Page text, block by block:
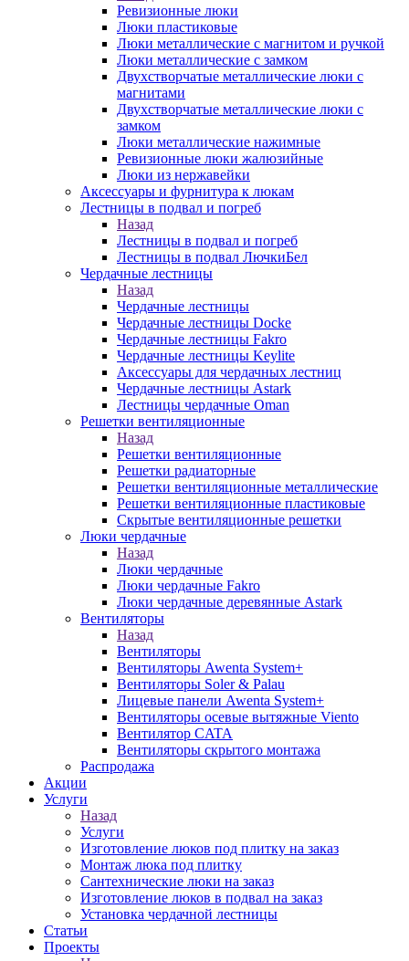
Ревизионные люки
Люки пластиковые
Люки металлические с магнитом и ручкой
Люки металлические с замком
Двухстворчатые металлические люки с
магнитами
Двухстворчатые металлические люки с
замком
Люки металлические нажимные
Ревизионные люки жалюзийные
Люки из нержавейки
Аксессуары и фурнитура к люкам
Лестницы в подвал и погреб
Назад
Лестницы в подвал и погреб
Лестницы в подвал ЛючкиБел
Чердачные лестницы
Назад
Чердачные лестницы
Чердачные лестницы Docke
Чердачные лестницы Fakro
Чердачные лестницы Keylite
Аксессуары для чердачных лестниц
Чердачные лестницы Astark
Лестницы чердачные Oman
Решетки вентиляционные
Назад
Решетки вентиляционные
Решетки радиаторные
Решетки вентиляционные металлические
Решетки вентиляционные пластиковые
Скрытые вентиляционные решетки
Люки чердачные
Назад
Люки чердачные
Люки чердачные Fakro
Люки чердачные деревянные Astark
Вентиляторы
Назад
Вентиляторы
Вентиляторы Awenta System+
Вентиляторы Soler & Palau
Лицевые панели Awenta System+
Вентиляторы осевые вытяжные Viento
Вентилятор CATA
Вентиляторы скрытого монтажа
Распродажа
Акции
Услуги
Назад
Услуги
Изготовление люков под плитку на заказ
Монтаж люка под плитку
Сантехнические люки на заказ
Изготовление люков в подвал на заказ
Установка чердачной лестницы
Статьи
Проекты